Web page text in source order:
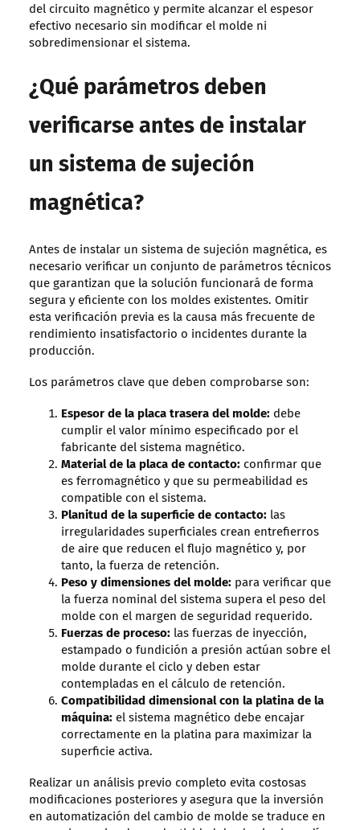
del circuito magnético y permite alcanzar el espesor
efectivo necesario sin modificar el molde ni
sobredimensionar el sistema.
¿Qué parámetros deben
verificarse antes de instalar
un sistema de sujeción
magnética?
Antes de instalar un sistema de sujeción magnética, es
necesario verificar un conjunto de parámetros técnicos
que garantizan que la solución funcionará de forma
segura y eficiente con los moldes existentes. Omitir
esta verificación previa es la causa más frecuente de
rendimiento insatisfactorio o incidentes durante la
producción.
Los parámetros clave que deben comprobarse son:
Espesor de la placa trasera del molde:debe
cumplir el valor mínimo especificado por el
fabricante del sistema magnético.
Material de la placa de contacto:confirmar que
es ferromagnético y que su permeabilidad es
compatible con el sistema.
Planitud de la superficie de contacto:las
irregularidades superficiales crean entrefierros
de aire que reducen el flujo magnético y, por
tanto, la fuerza de retención.
Peso y dimensiones del molde:para verificar que
la fuerza nominal del sistema supera el peso del
molde con el margen de seguridad requerido.
Fuerzas de proceso:las fuerzas de inyección,
estampado o fundición a presión actúan sobre el
molde durante el ciclo y deben estar
contempladas en el cálculo de retención.
Compatibilidad dimensional con la platina de la
máquina:el sistema magnético debe encajar
correctamente en la platina para maximizar la
superficie activa.
Realizar un análisis previo completo evita costosas
modificaciones posteriores y asegura que la inversión
en automatización del cambio de molde se traduce en